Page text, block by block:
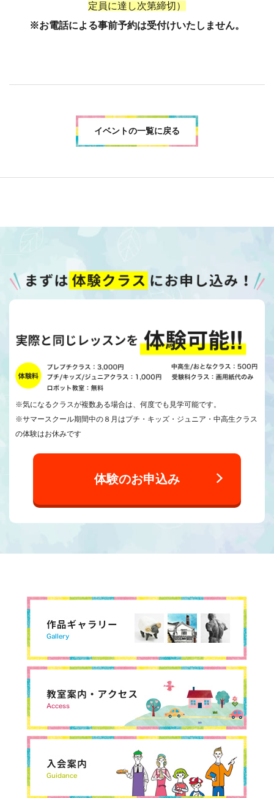
定員に達し次第締切）
※お電話による事前予約は受付けいたしません。
イベントの一覧に戻る
※気になるクラスが複数ある場合は、何度でも見学可能です。
※サマースクール期間中の８月はプチ・キッズ・ジュニア・中高生クラス
の体験はお休みです
体験のお申込み